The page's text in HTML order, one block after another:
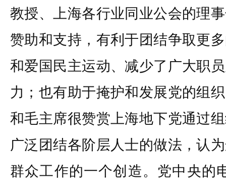
教授、上海各行业同业公会的理
赞助和支持，有利于团结争取更
和爱国民主运动、减少了广大职
力；也有助于掩护和发展党的组
和毛主席很赞赏上海地下党通过
广泛团结各阶层人士的做法，认
群众工作的一个创造。党中央的